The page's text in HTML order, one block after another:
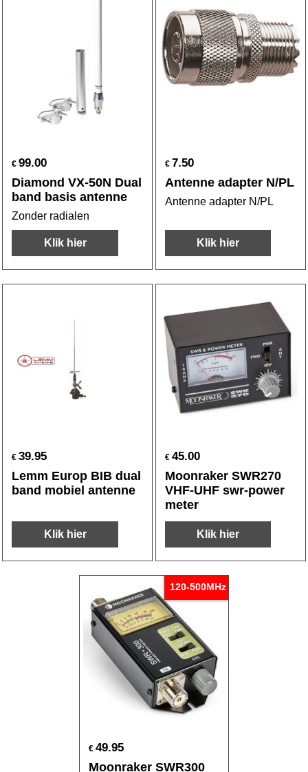
€ 99.00
Diamond VX-50N Dual
band basis antenne
Zonder radialen
Klik hier
€ 7.50
Antenne adapter N/PL
Antenne adapter N/PL
Klik hier
€ 39.95
Lemm Europ BIB dual
band mobiel antenne
Klik hier
€ 45.00
Moonraker SWR270
VHF-UHF swr-power
meter
Klik hier
120-500MHz
€ 49.95
Moonraker SWR300